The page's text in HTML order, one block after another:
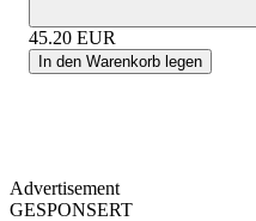
45.20 EUR
In den Warenkorb legen
Advertisement
GESPONSERT